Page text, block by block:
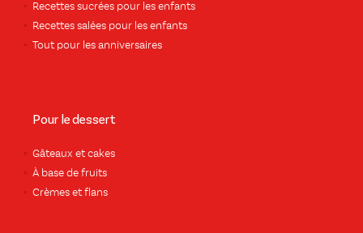
Recettes sucrées pour les enfants
Recettes salées pour les enfants
Tout pour les anniversaires
Pour le dessert
Gâteaux et cakes
À base de fruits
Crèmes et flans